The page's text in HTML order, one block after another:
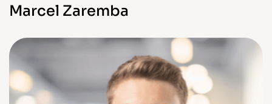
Marcel Zaremba